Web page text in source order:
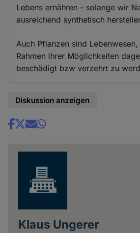
Lebens ernähren - solange wir
ausreichend synthetisch
Auch Pflanzen sind
Rahmen ihrer Möglichkeiten
beschädigt bzw verzehrt zu
Diskussion anzeigen
Share
Klaus Ungerer